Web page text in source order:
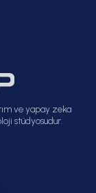
ve yapay zeka
stüdyosudur.